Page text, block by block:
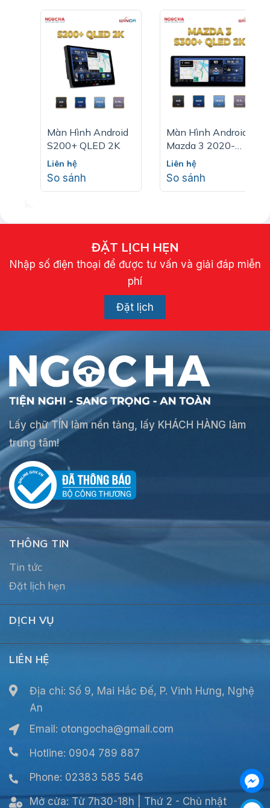
Màn Hình Android
S200+ QLED 2K
Liên hệ
So sánh
Màn Hình Android
Mazda 3 2020-
2022 S300+ QLED
2K
Liên hệ
So sánh
ĐẶT LỊCH HẸN
Nhập số điện thoại để được tư vấn và giải đáp miễn
phí
Đặt lịch
Lấy chữ TÍN làm nền tảng, lấy KHÁCH HÀNG làm
trung tâm!
THÔNG TIN
Tin tức
Đặt lịch hẹn
DỊCH VỤ
LIÊN HỆ
Địa chỉ: Số 9, Mai Hắc Đế, P. Vinh Hưng, Nghệ
An
Email: otongocha@gmail.com
Hotline: 0904 789 887
Phone: 02383 585 546
Mở cửa: Từ 7h30-18h | Thứ 2 - Chủ nhật